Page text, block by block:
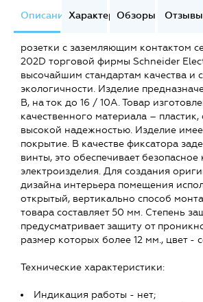
ОписаниеХарактеристики
Обзоры Отзывы
розетки с заземляющим контактом
202D торговой фирмы Schneider
высочайшим стандартам качества и
экологичности. Изделие
В, на ток до 16 / 10А. Товар
качественного материала –
высокой надежностью. Изделие
покрытие. В качестве фиксатора
винты, это обеспечивает безопасное
электроизделия. Для создания
дизайна интерьера помещения
открытый, вертикально способ
товара составляет 50 мм. Степень
предусматривает защиту от
размер которых более 12 мм., цвет -
Технические характеристики:
Индикация работы - нет;